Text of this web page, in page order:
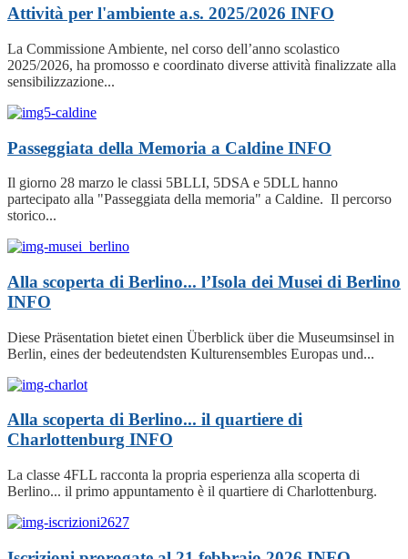
Attività per l'ambiente a.s. 2025/2026 INFO
La Commissione Ambiente, nel corso dell’anno scolastico
2025/2026, ha promosso e coordinato diverse attività finalizzate alla
sensibilizzazione...
Passeggiata della Memoria a Caldine INFO
Il giorno 28 marzo le classi 5BLLI, 5DSA e 5DLL hanno
partecipato alla "Passeggiata della memoria" a Caldine. Il percorso
storico...
Alla scoperta di Berlino... l’Isola dei Musei di Berlino
INFO
Diese Präsentation bietet einen Überblick über die Museumsinsel in
Berlin, eines der bedeutendsten Kulturensembles Europas und...
Alla scoperta di Berlino... il quartiere di
Charlottenburg INFO
La classe 4FLL racconta la propria esperienza alla scoperta di
Berlino... il primo appuntamento è il quartiere di Charlottenburg.